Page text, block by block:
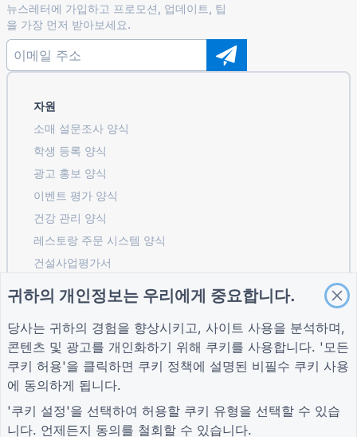
뉴스레터에 가입하고 프로모션, 업데이트, 팁
을 가장 먼저 받아보세요.
자원
소매 설문조사 양식
학생 등록 ​​양식
광고 홍보 양식
이벤트 평가 양식
건강 관리 양식
레스토랑 주문 시스템 양식
건설사업평가서
유틸리티 서비스 요청 양식
고객 참여 양식
도움말 센터
블로그
회사 소개
문의하기
자귀
개인 정보 보호 정책
귀하의 개인정보는 우리에게 중요합니다.
당사는 귀하의 경험을 향상시키고, 사이트 사용을 분석하며,
콘텐츠 및 광고를 개인화하기 위해 쿠키를 사용합니다. '모든
쿠키 허용'을 클릭하면 쿠키 정책에 설명된 비필수 쿠키 사용
에 동의하게 됩니다.
'쿠키 설정'을 선택하여 허용할 쿠키 유형을 선택할 수 있습
니다. 언제든지 동의를 철회할 수 있습니다.